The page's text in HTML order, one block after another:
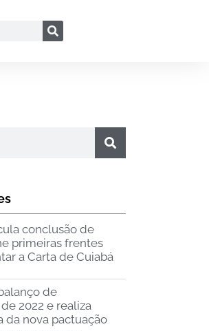
conclusão de
primeiras frentes
a Carta de Cuiabá
de
2022 e realiza
da nova pactuação